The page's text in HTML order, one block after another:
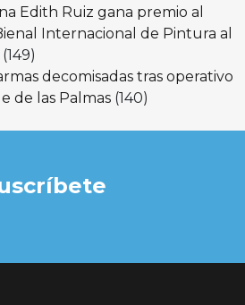
Edith Ruiz gana premio al
Internacional de Pintura al
(149)
decomisadas tras operativo
de las Palmas (140)